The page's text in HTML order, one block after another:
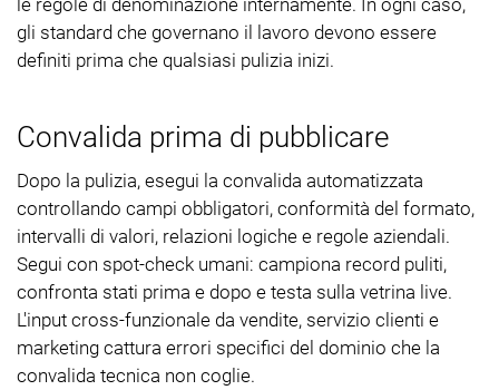
gli standard che governano il lavoro devono essere
definiti prima che qualsiasi pulizia inizi.
Convalida prima di pubblicare
Dopo la pulizia, esegui la convalida automatizzata
controllando campi obbligatori, conformità del formato,
intervalli di valori, relazioni logiche e regole aziendali.
Segui con spot-check umani: campiona record puliti,
confronta stati prima e dopo e testa sulla vetrina live.
L'input cross-funzionale da vendite, servizio clienti e
marketing cattura errori specifici del dominio che la
convalida tecnica non coglie.